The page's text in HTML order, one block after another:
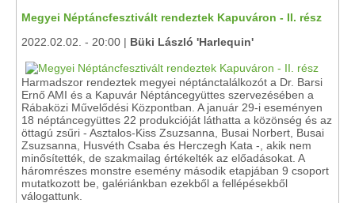
Megyei Néptáncfesztivált rendeztek Kapuváron - II. rész
2022.02.02. - 20:00 | Büki László 'Harlequin'
Harmadszor rendeztek megyei néptánctalálkozót a Dr. Barsi
Ernő AMI és a Kapuvár Néptáncegyüttes szervezésében a
Rábaközi Művelődési Központban. A január 29-i eseményen
18 néptáncegyüttes 22 produkcióját láthatta a közönség és az
öttagú zsűri - Asztalos-Kiss Zsuzsanna, Busai Norbert, Busai
Zsuzsanna, Husvéth Csaba és Herczegh Kata -, akik nem
minősítették, de szakmailag értékelték az előadásokat. A
háromrészes monstre esemény második etapjában 9 csoport
mutatkozott be, galériánkban ezekből a fellépésekből
válogattunk.